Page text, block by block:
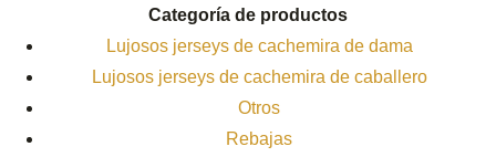
Categoría de productos
Lujosos jerseys de cachemira de dama
Lujosos jerseys de cachemira de caballero
Otros
Rebajas